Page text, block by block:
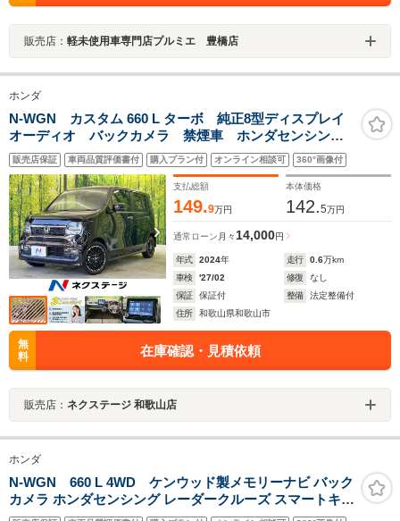
販売店： 軽未使用車専門店プルミエ 豊橋店
ホンダ
N-WGN カスタム 660 L ターボ 純正8型ディスプレイ
オーディオ バックカメラ 禁煙車 ホンダセンシン
グ 前席シートヒーター ETC ドラレコ スマートキ
ー＆プッシュスタート LEDヘッドライト＆フォグライ
ト
販売店保証 車両品質評価書付 購入プラン付 オンライン相談可 360°画像付
支払総額
149.9万円
本体価格
142.5万円
通常ローン 月々 14,000円
年式 2024年 走行 0.6万km
車検
'27/02 修復
なし
保証
保証付 整備
法定整備付
住所
和歌山県和歌山市
無
料
在庫確認・見積依頼
販売店： ネクステージ 和歌山店
ホンダ
N-WGN 660 L 4WD ケンウッド製メモリーナビ バック
カメラ ホンダセンシング レーダークルーズ スマートキー
シートヒーター LEDヘッドライト クリアランスソナー レ